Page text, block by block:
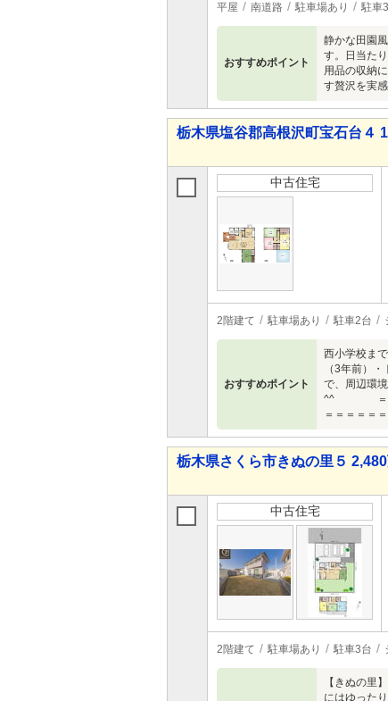
平屋 南道路 駐車場あり 駐車
おすすめポイント
静かな田園
す。日当た
用品の収納
す贅沢を実
栃木県塩谷郡高根沢町宝石台４
中古住宅
2階建て 駐車場あり 駐車2台
おすすめポイント
西小学校ま
（3年前）
で、周辺環
^^ ＝＝＝
＝＝＝＝＝
栃木県さくら市きぬの里５
中古住宅
2階建て 駐車場あり 駐車3台
【きぬの里
にはゆった